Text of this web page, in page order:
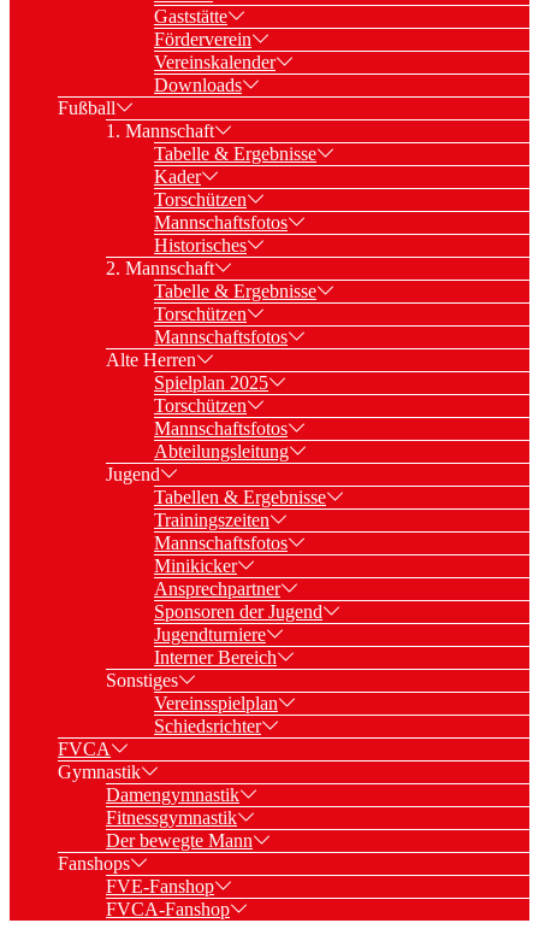
Gaststätte
Förderverein
Vereinskalender
Downloads
Fußball
1. Mannschaft
Tabelle & Ergebnisse
Kader
Torschützen
Mannschaftsfotos
Historisches
2. Mannschaft
Tabelle & Ergebnisse
Torschützen
Mannschaftsfotos
Alte Herren
Spielplan 2025
Torschützen
Mannschaftsfotos
Abteilungsleitung
Jugend
Tabellen & Ergebnisse
Trainingszeiten
Mannschaftsfotos
Minikicker
Ansprechpartner
Sponsoren der Jugend
Jugendturniere
Interner Bereich
Sonstiges
Vereinsspielplan
Schiedsrichter
FVCA
Gymnastik
Damengymnastik
Fitnessgymnastik
Der bewegte Mann
Fanshops
FVE-Fanshop
FVCA-Fanshop